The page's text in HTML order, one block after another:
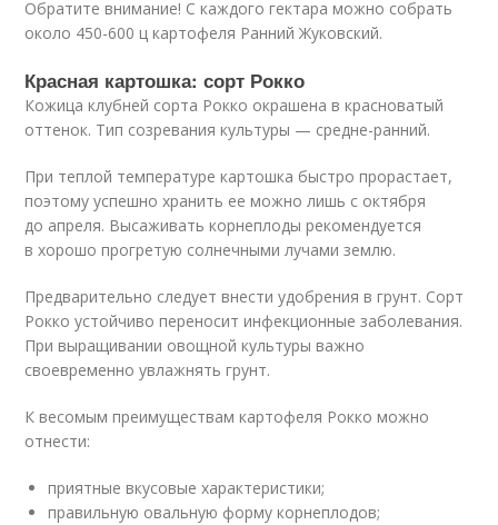
Обратите внимание! С каждого гектара можно собрать
около 450-600 ц картофеля Ранний Жуковский.
Красная картошка: сорт Рокко
Кожица клубней сорта Рокко окрашена в красноватый
оттенок. Тип созревания культуры — средне-ранний.
При теплой температуре картошка быстро прорастает,
поэтому успешно хранить ее можно лишь с октября
до апреля. Высаживать корнеплоды рекомендуется
в хорошо прогретую солнечными лучами землю.
Предварительно следует внести удобрения в грунт. Сорт
Рокко устойчиво переносит инфекционные заболевания.
При выращивании овощной культуры важно
своевременно увлажнять грунт.
К весомым преимуществам картофеля Рокко можно
отнести:
приятные вкусовые характеристики;
правильную овальную форму корнеплодов;